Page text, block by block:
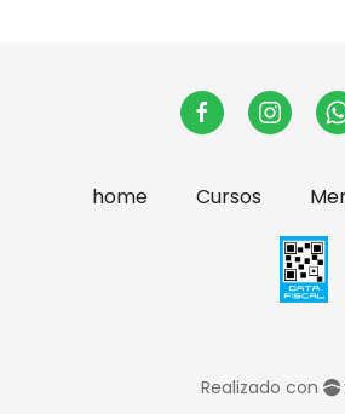
home Cursos
Realizado con